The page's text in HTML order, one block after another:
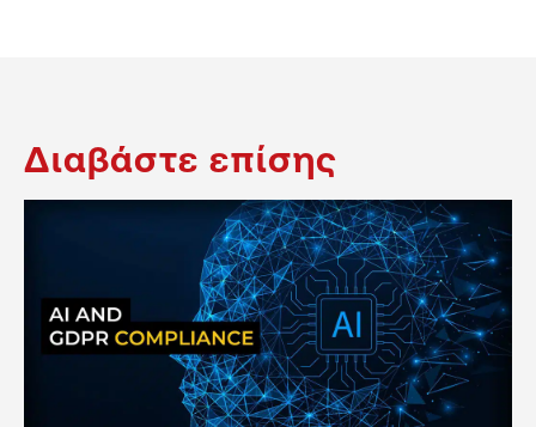
Διαβάστε επίσης